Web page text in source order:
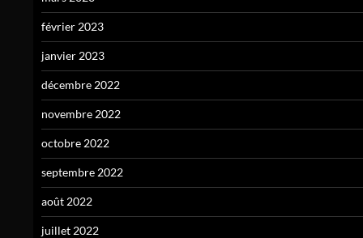
février 2023
janvier 2023
décembre 2022
novembre 2022
octobre 2022
septembre 2022
août 2022
juillet 2022